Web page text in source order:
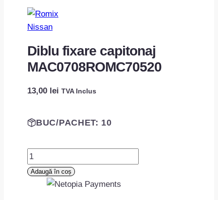
Nissan
Diblu fixare capitonaj
MAC0708ROMC70520
13,00 lei TVA Inclus
BUC/PACHET: 10
Cantitate
Diblu
fixare
Adaugă în coș